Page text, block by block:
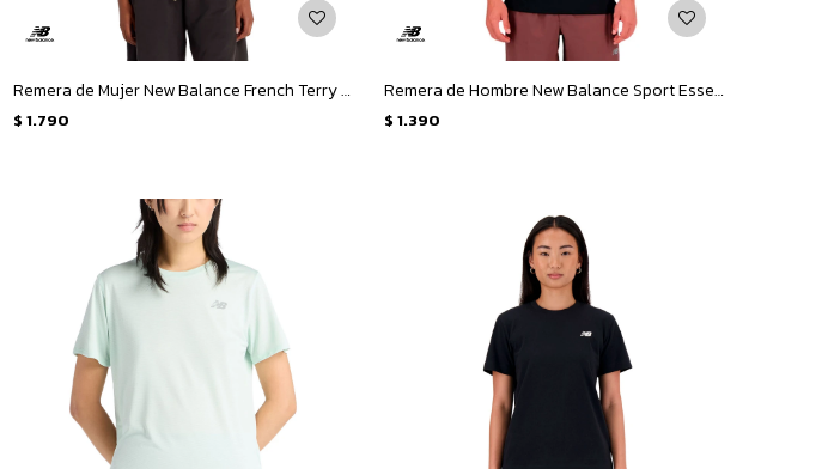
Remera de Mujer New Balance French Terry Shirt - Negro
$ 1.790
Remera de Hombre New Balance Sport Essentials T - Negro
$ 1.390